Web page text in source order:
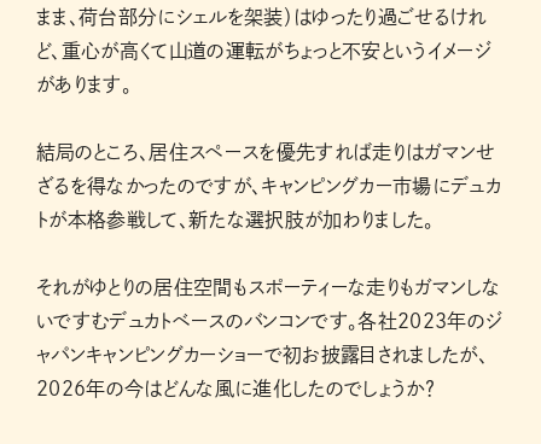
まま、荷台部分にシェルを架装）はゆったり過ごせるけれ
ど、重心が高くて山道の運転がちょっと不安というイメージ
があります。
結局のところ、居住スペースを優先すれば走りはガマンせ
ざるを得なかったのですが、キャンピングカー市場にデュカ
トが本格参戦して、新たな選択肢が加わりました。
それがゆとりの居住空間もスポーティーな走りもガマンしな
いですむデュカトベースのバンコンです。各社2023年のジ
ャパンキャンピングカーショーで初お披露目されましたが、
2026年の今はどんな風に進化したのでしょうか？